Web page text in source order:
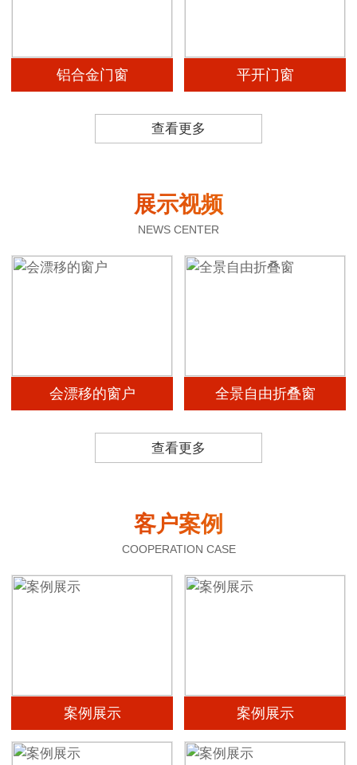
铝合金门窗 平开门窗
查看更多
展示视频
NEWS CENTER
会漂移的窗户 全景自由折叠窗
查看更多
客户案例
COOPERATION CASE
案例展示 案例展示